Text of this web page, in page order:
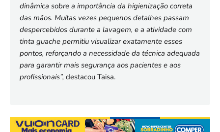
dinâmica sobre a importância da higienização correta
das mãos. Muitas vezes pequenos detalhes passam
despercebidos durante a lavagem, e a atividade com
tinta guache permitiu visualizar exatamente esses
pontos, reforçando a necessidade da técnica adequada
para garantir mais segurança aos pacientes e aos
profissionais”, destacou Taisa.